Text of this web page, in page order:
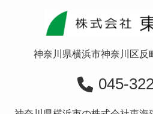
神奈川県横浜市神奈川区反
045-